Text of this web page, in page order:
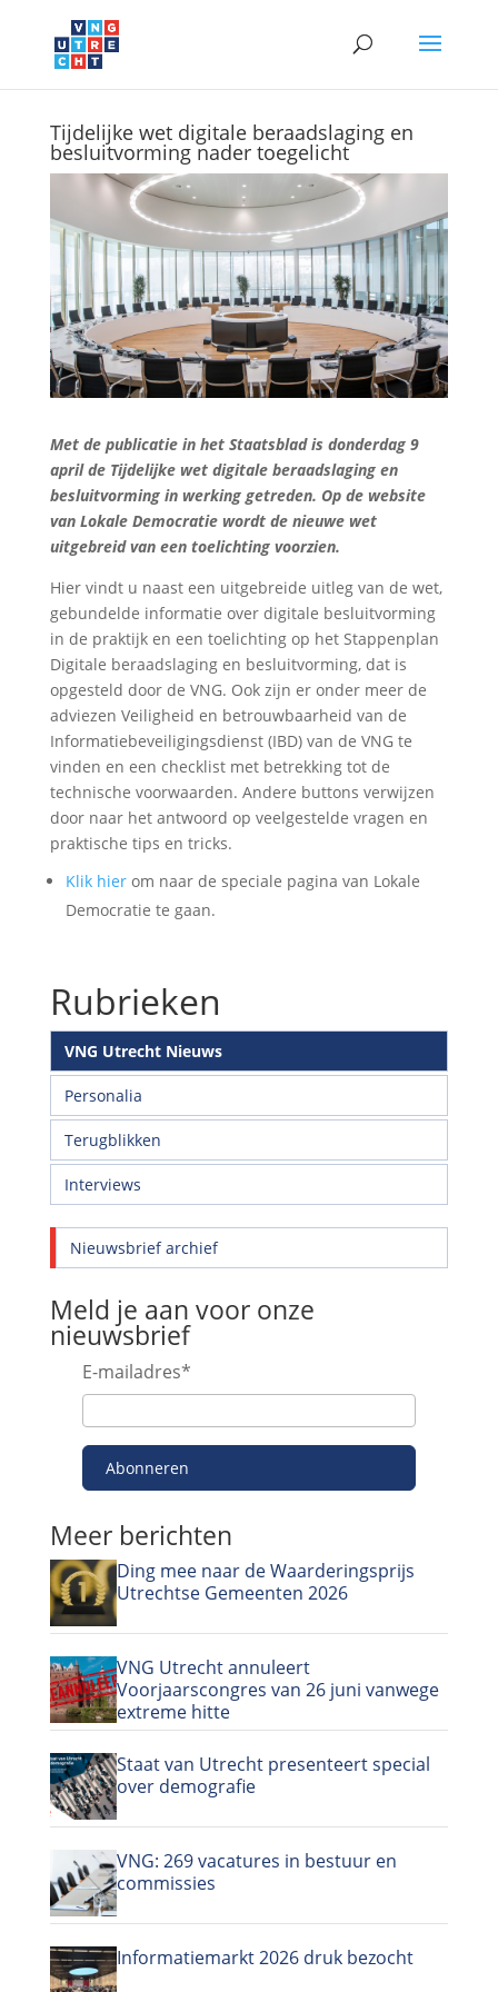
Tijdelijke wet digitale beraadslaging en
besluitvorming nader toegelicht
Met de publicatie in het Staatsblad is donderdag 9
april de Tijdelijke wet digitale beraadslaging en
besluitvorming in werking getreden. Op de website
van Lokale Democratie wordt de nieuwe wet
uitgebreid van een toelichting voorzien.
Hier vindt u naast een uitgebreide uitleg van de wet,
gebundelde informatie over digitale besluitvorming
in de praktijk en een toelichting op het Stappenplan
Digitale beraadslaging en besluitvorming, dat is
opgesteld door de VNG. Ook zijn er onder meer de
adviezen Veiligheid en betrouwbaarheid van de
Informatiebeveiligingsdienst (IBD) van de VNG te
vinden en een checklist met betrekking tot de
technische voorwaarden. Andere buttons verwijzen
door naar het antwoord op veelgestelde vragen en
praktische tips en tricks.
Klik hierom naar de speciale pagina van Lokale
Democratie te gaan.
Rubrieken
VNG Utrecht Nieuws
Personalia
Terugblikken
Interviews
Nieuwsbrief archief
Meld je aan voor onze
nieuwsbrief
E-mailadres*
Abonneren
Meer berichten
Ding mee naar de Waarderingsprijs
Utrechtse Gemeenten 2026
VNG Utrecht annuleert
Voorjaarscongres van 26 juni vanwege
extreme hitte
Staat van Utrecht presenteert special
over demografie
VNG: 269 vacatures in bestuur en
commissies
Informatiemarkt 2026 druk bezocht